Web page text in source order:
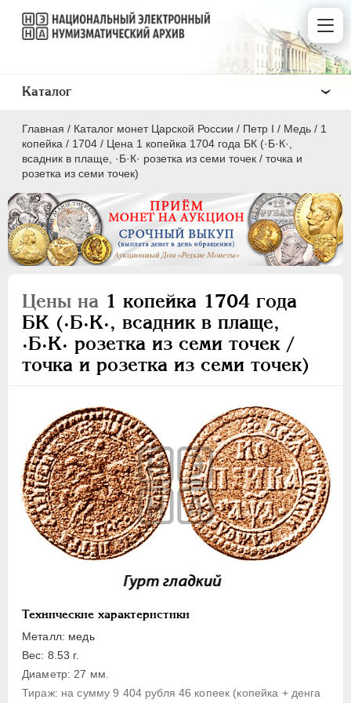
Главная / Каталог монет Царской России / Пeтр I / Медь / 1
копейка / 1704 / Цена 1 копейка 1704 года БК (·Б·К·,
всадник в плаще, ·Б·К· розетка из семи точек / точка и
розетка из семи точек)
Цены на 1 копейка 1704 года
БК (·Б·К·, всадник в плаще,
·Б·К· розетка из семи точек /
точка и розетка из семи точек)
Технические характеристики
Металл: медь
Вес: 8.53 г.
Диаметр: 27 мм.
Тираж: на сумму 9 404 рубля 46 копеек (копейка + денга
Каталог
ПEТР I 1699 - 1725
Золото
Медь
5 копеек
1 копейка
Полполушки
Пробные
Для Речи Посполитой
Монетовидные жетоны
ЕКАТЕРИНА I 1725-1727
ПЕТР II 1727-1729
АННА ИОАННОВНА
1730-1740
ИОАНН АНТОНОВИЧ
ЕЛИЗАВЕТА 1741-1762
ПЕТР III 1762-1762
ЕКАТЕРИНА II
ПАВЕЛ I 1796-1801